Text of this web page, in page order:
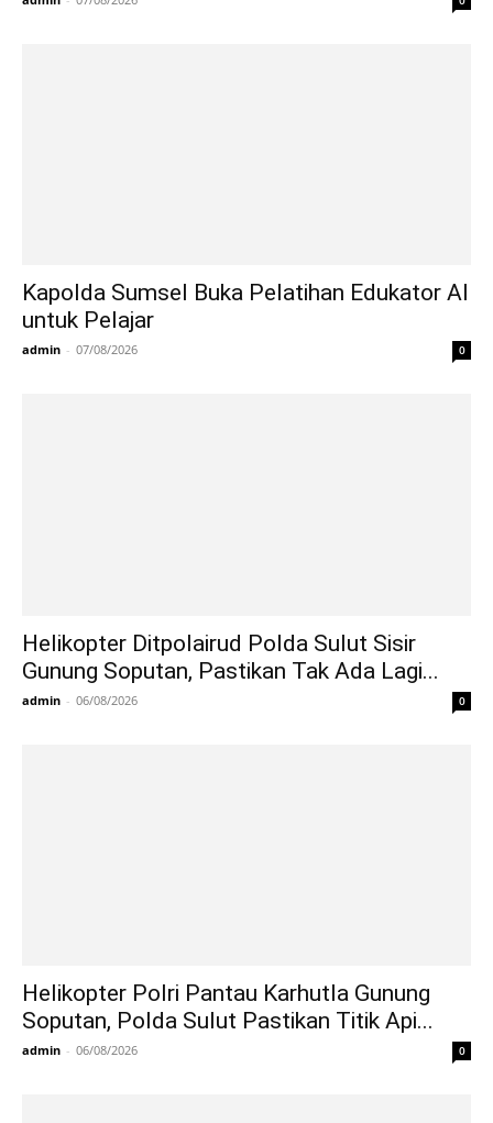
Kapolda Sumsel Buka Pelatihan Edukator AI
untuk Pelajar
admin - 07/08/2026 0
Helikopter Ditpolairud Polda Sulut Sisir
Gunung Soputan, Pastikan Tak Ada Lagi...
admin - 06/08/2026 0
Helikopter Polri Pantau Karhutla Gunung
Soputan, Polda Sulut Pastikan Titik Api...
admin - 06/08/2026 0